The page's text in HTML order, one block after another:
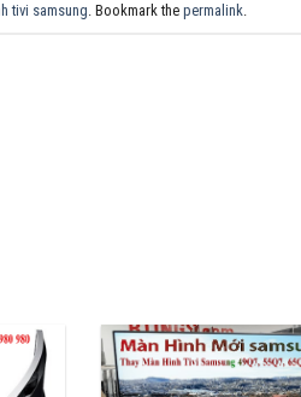
tivi samsung. Bookmark the permalink.